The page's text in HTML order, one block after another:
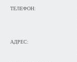
ТЕЛЕФОН:
АДРЕС: